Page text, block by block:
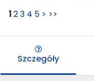
123 4 5 > >>
Szczegóły